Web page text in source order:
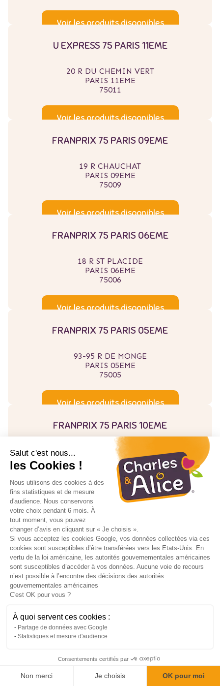
Salut c'est nous...
les Cookies !
Nous utilisons des cookies à des
fins statistiques et de mesure
d'audience. Nous conservons
votre choix pendant 6 mois. À
tout moment, vous pouvez
changer d’avis en cliquant sur « Je choisis ».
Si vous acceptez les cookies Google, vos données collectées via ces
cookies sont susceptibles d’être transférées vers les Etats-Unis. En
vertu de la loi américaine, les autorités gouvernementales américaines
sont susceptibles d’accéder à vos données. Aucune voie de recours
n’est possible à l’encontre des décisions des autorités
gouvernementales américaines
C'est OK pour vous ?
À quoi servent ces cookies :
Partage de données avec Google
Statistiques et mesure d'audience
Consentements certifiés par
Non merci Je choisis OK pour moi
Voir les produits disponibles
U EXPRESS 75 PARIS 11EME
20 R DU CHEMIN VERT
PARIS 11EME
75011
Voir les produits disponibles
FRANPRIX 75 PARIS 09EME
19 R CHAUCHAT
PARIS 09EME
75009
Voir les produits disponibles
FRANPRIX 75 PARIS 06EME
18 R ST PLACIDE
PARIS 06EME
75006
Voir les produits disponibles
FRANPRIX 75 PARIS 05EME
93-95 R DE MONGE
PARIS 05EME
75005
Voir les produits disponibles
FRANPRIX 75 PARIS 10EME
55 BD MAGENTA
PARIS 10EME
75010
Voir les produits disponibles
FRANPRIX 75 PARIS 05EME
86 R CLAUDE BERNARD
PARIS 05EME
75005
Voir les produits disponibles
FRANPRIX 75 PARIS 11EME
30 R DU FG DU TEMPLE
75011